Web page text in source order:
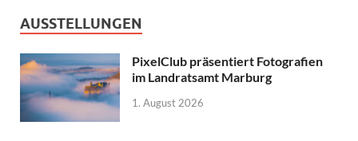
AUSSTELLUNGEN
PixelClub präsentiert Fotografien
im Landratsamt Marburg
1. August 2026